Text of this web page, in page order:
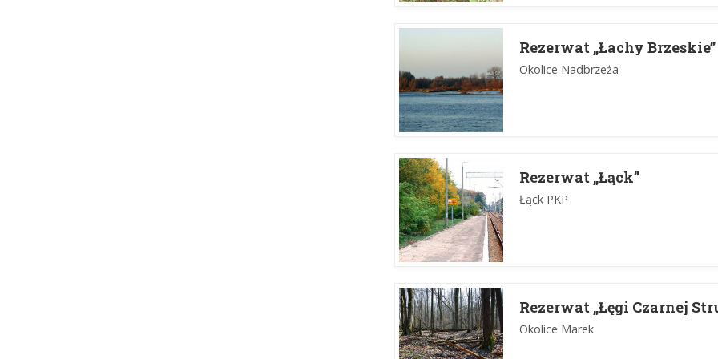
Rezerwat „Łachy Brzeskie”
Okolice Nadbrzeża
Rezerwat „Łąck”
Łąck PKP
Rezerwat „Łęgi Czarnej
Okolice Marek